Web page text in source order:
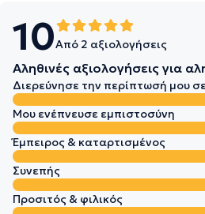
10Από 2 αξιολογήσεις
Αληθινές αξιολογήσεις για
Διερεύνησε την περίπτωσή μου
Μου ενέπνευσε εμπιστοσύνη
Έμπειρος & καταρτισμένος
Συνεπής
Προσιτός & φιλικός